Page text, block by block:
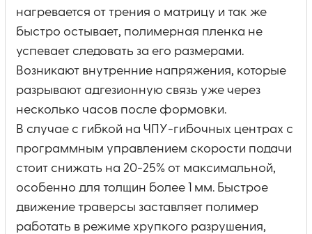
нагревается от трения о матрицу и так же
быстро остывает, полимерная пленка не
успевает следовать за его размерами.
Возникают внутренние напряжения, которые
разрывают адгезионную связь уже через
несколько часов после формовки.
В случае с гибкой на ЧПУ-гибочных центрах с
программным управлением скорости подачи
стоит снижать на 20-25% от максимальной,
особенно для толщин более 1 мм. Быстрое
движение траверсы заставляет полимер
работать в режиме хрупкого разрушения,